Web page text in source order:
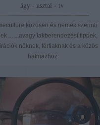
ágy - asztal - tv
közösen és nemek szerinti
... ...avagy lakberendezési tippek,
nőknek, férfiaknak és a közös
halmazhoz.